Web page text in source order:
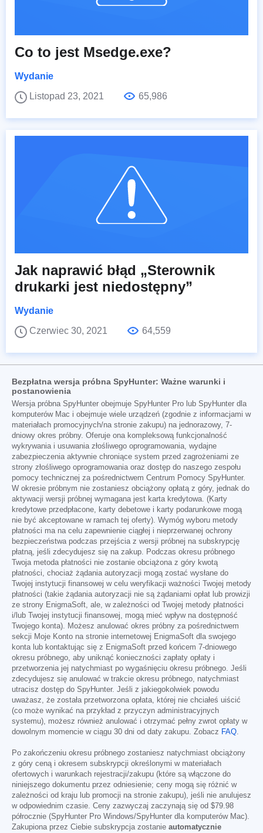
Co to jest Msedge.exe?
Wydanie
Listopad 23, 2021
65,986
Jak naprawić błąd „Sterownik
drukarki jest niedostępny”
Wydanie
Czerwiec 30, 2021
64,559
Bezpłatna wersja próbna SpyHunter: Ważne warunki i
postanowienia
Wersja próbna SpyHunter obejmuje SpyHunter Pro lub SpyHunter dla
komputerów Mac i obejmuje wiele urządzeń (zgodnie z informacjami w
materiałach promocyjnych/na stronie zakupu) na jednorazowy, 7-
dniowy okres próbny. Oferuje ona kompleksową funkcjonalność
wykrywania i usuwania złośliwego oprogramowania, wydajne
zabezpieczenia aktywnie chroniące system przed zagrożeniami ze
strony złośliwego oprogramowania oraz dostęp do naszego zespołu
pomocy technicznej za pośrednictwem Centrum Pomocy SpyHunter.
W okresie próbnym nie zostaniesz obciążony opłatą z góry, jednak do
aktywacji wersji próbnej wymagana jest karta kredytowa. (Karty
kredytowe przedpłacone, karty debetowe i karty podarunkowe mogą
nie być akceptowane w ramach tej oferty). Wymóg wyboru metody
płatności ma na celu zapewnienie ciągłej i nieprzerwanej ochrony
bezpieczeństwa podczas przejścia z wersji próbnej na subskrypcję
płatną, jeśli zdecydujesz się na zakup. Podczas okresu próbnego
Twoja metoda płatności nie zostanie obciążona z góry kwotą
płatności, chociaż żądania autoryzacji mogą zostać wysłane do
Twojej instytucji finansowej w celu weryfikacji ważności Twojej metody
płatności (takie żądania autoryzacji nie są żądaniami opłat lub prowizji
ze strony EnigmaSoft, ale, w zależności od Twojej metody płatności
i/lub Twojej instytucji finansowej, mogą mieć wpływ na dostępność
Twojego konta). Możesz anulować okres próbny za pośrednictwem
sekcji Moje Konto na stronie internetowej EnigmaSoft dla swojego
konta lub kontaktując się z EnigmaSoft przed końcem 7-dniowego
okresu próbnego, aby uniknąć konieczności zapłaty opłaty i
przetworzenia jej natychmiast po wygaśnięciu okresu próbnego. Jeśli
zdecydujesz się anulować w trakcie okresu próbnego, natychmiast
utracisz dostęp do SpyHunter. Jeśli z jakiegokolwiek powodu
uważasz, że została przetworzona opłata, której nie chciałeś uiścić
(co może wynikać na przykład z przyczyn administracyjnych
systemu), możesz również anulować i otrzymać pełny zwrot opłaty w
dowolnym momencie w ciągu 30 dni od daty zakupu. Zobacz FAQ.
Po zakończeniu okresu próbnego zostaniesz natychmiast obciążony
z góry ceną i okresem subskrypcji określonymi w materiałach
ofertowych i warunkach rejestracji/zakupu (które są włączone do
niniejszego dokumentu przez odniesienie; ceny mogą się różnić w
zależności od kraju lub promocji na stronie zakupu), jeśli nie anulujesz
w odpowiednim czasie. Ceny zazwyczaj zaczynają się od $79.98
półrocznie (SpyHunter Pro Windows/SpyHunter dla komputerów Mac).
Zakupiona przez Ciebie subskrypcja zostanie automatycznie